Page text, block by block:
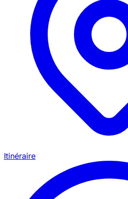
Itinéraire